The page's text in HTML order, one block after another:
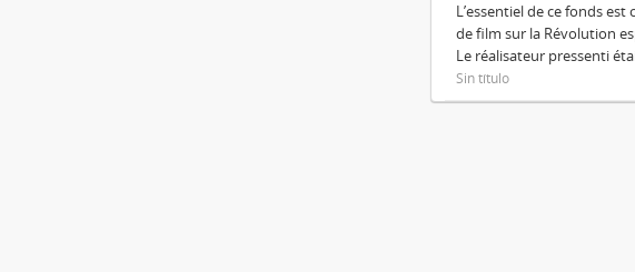
L’essentiel de ce fonds
de film sur la Révolution
Le réalisateur pressenti
Sin título